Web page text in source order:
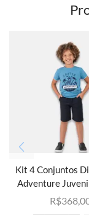
Kit 4 Conjuntos
Adventure
R$